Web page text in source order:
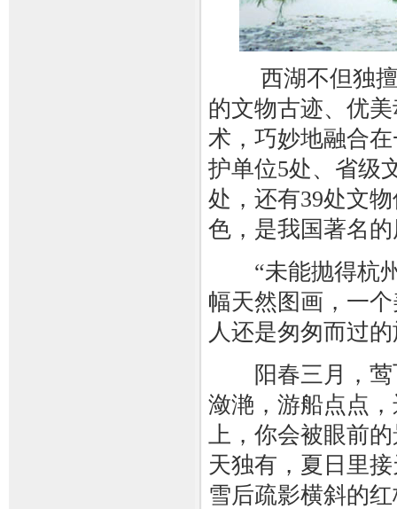
西湖不但独擅
的文物古迹、优
术，巧妙地融合
护单位5处、省级
处，还有39处文
色，是我国著名
“未能抛得杭州
幅天然图画，一
人还是匆匆而过
阳春三月，莺
潋滟，游船点点
上，你会被眼前
天独有，夏日里
雪后疏影横斜的